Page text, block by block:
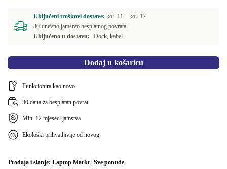
Uključeni troškovi dostave: kol. 11 – kol. 17
30-dnevno jamstvo besplatnog povrata
Uključeno u dostavu:
Dock, kabel
Dodaj u košaricu
Funkcionira kao novo
30 dana za besplatan povrat
Min. 12 mjeseci jamstva
Ekološki prihvatljivije od novog
Prodaja i slanje: Laptop Markt Sve ponude